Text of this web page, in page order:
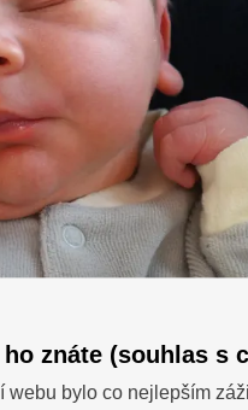
znáte (souhlas s
bylo co nejlepším